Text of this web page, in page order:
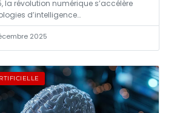
la révolution numérique s’accélère
d’intelligence…
2025